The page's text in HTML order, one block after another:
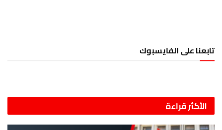
تابعنا على الفايسبوك
الأكثر قراءة